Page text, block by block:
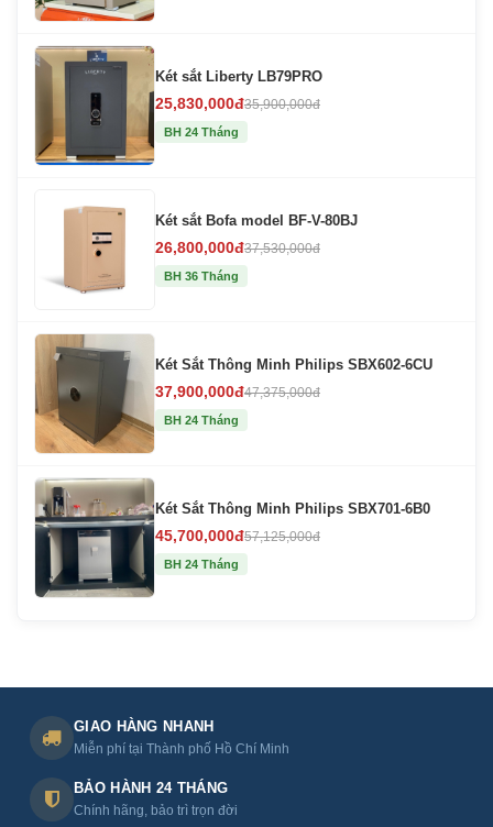
Két sắt Liberty LB79PRO
25,830,000đ35,900,000đ
BH 24 Tháng
Két sắt Bofa model BF-V-80BJ
26,800,000đ37,530,000đ
BH 36 Tháng
Két Sắt Thông Minh Philips SBX602-6CU
37,900,000đ47,375,000đ
BH 24 Tháng
Két Sắt Thông Minh Philips SBX701-6B0
45,700,000đ57,125,000đ
BH 24 Tháng
GIAO HÀNG NHANH
Miễn phí tại Thành phố Hồ Chí Minh
BẢO HÀNH 24 THÁNG
Chính hãng, bảo trì trọn đời